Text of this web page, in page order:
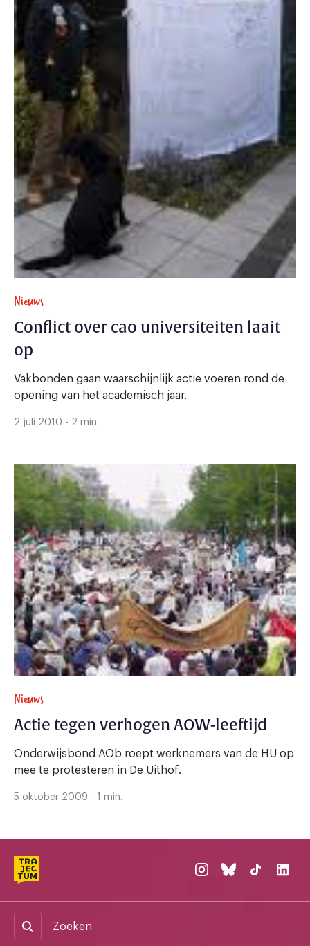
Nieuws
Conflict over cao universiteiten laait
op
Vakbonden gaan waarschijnlijk actie voeren rond de
opening van het academisch jaar.
2 juli 2010 - 2 min.
Nieuws
Actie tegen verhogen AOW-leeftijd
Onderwijsbond AOb roept werknemers van de HU op
mee te protesteren in De Uithof.
5 oktober 2009 - 1 min.
Zoeken